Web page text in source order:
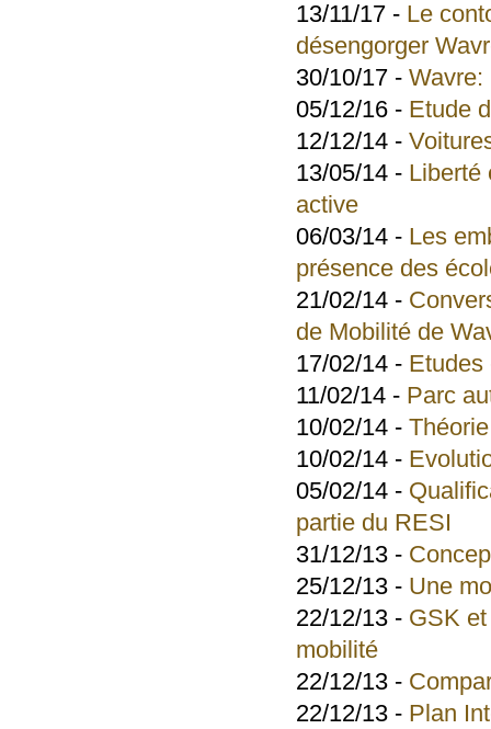
13/11/17 - Le
désengorger
30/10/17 - Wavre:
05/12/16 - Etude
12/12/14 -
13/05/14 - Liberté
active
06/03/14 - Les
présence des
21/02/14 -
de Mobilité de
17/02/14 - Etudes
11/02/14 - Parc
10/02/14 -
10/02/14 -
05/02/14 -
partie du RESI
31/12/13 -
25/12/13 - Une
22/12/13 - GSK
mobilité
22/12/13 -
22/12/13 - Plan